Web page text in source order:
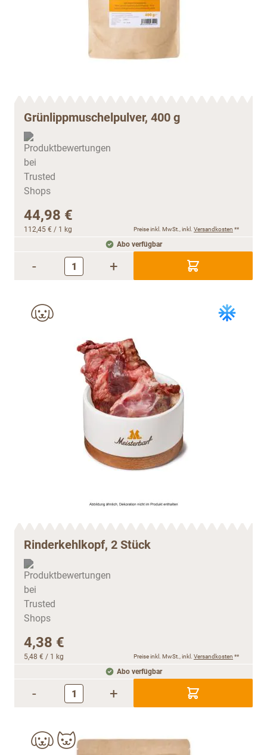
Grünlippmuschelpulver, 400 g
44,98 €
112,45 € / 1 kg Preise inkl. MwSt., inkl. Versandkosten **
Abo verfügbar
- +
Rinderkehlkopf, 2 Stück
4,38 €
5,48 € / 1 kg Preise inkl. MwSt., inkl. Versandkosten **
Abo verfügbar
- +